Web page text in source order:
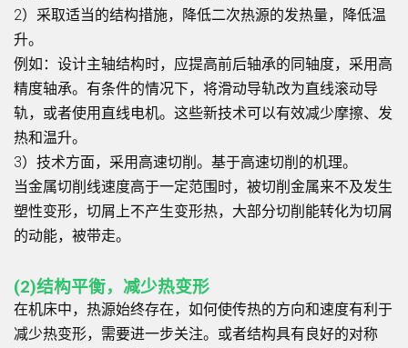
2）采取适当的结构措施，降低二次热源的发热量，降低温
升。
例如：设计主轴结构时，应提高前后轴承的同轴度，采用高
精度轴承。有条件的情况下，将滑动导轨改为直线滚动导
轨，或者使用直线电机。这些新技术可以有效减少摩擦、发
热和温升。
3）技术方面，采用高速切削。基于高速切削的机理。
当金属切削线速度高于一定范围时，被切削金属来不及发生
塑性变形，切屑上不产生变形热，大部分切削能转化为切屑
的动能，被带走。
(2)结构平衡，减少热变形
在机床中，热源始终存在，如何使传热的方向和速度有利于
减少热变形，需要进一步关注。或者结构具有良好的对称